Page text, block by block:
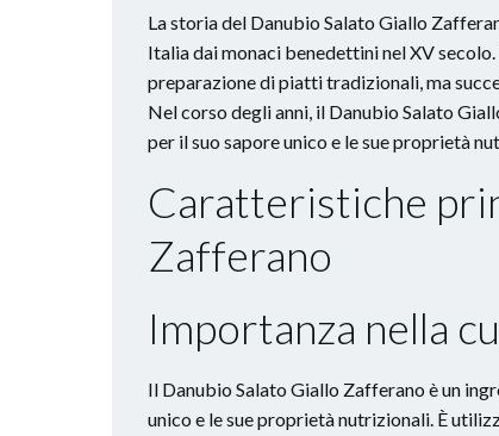
La storia del Danubio Salato Giallo
Italia dai monaci benedettini nel XV
preparazione di piatti tradizionali, ma
Nel corso degli anni, il Danubio Salato
per il suo sapore unico e le sue proprietà
Caratteristiche
Zafferano
Importanza nella
Il Danubio Salato Giallo Zafferano è un
unico e le sue proprietà nutrizionali. È